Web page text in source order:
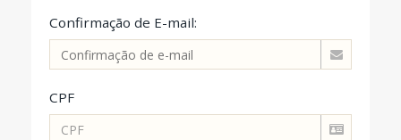
Confirmação de E-mail:
CPF